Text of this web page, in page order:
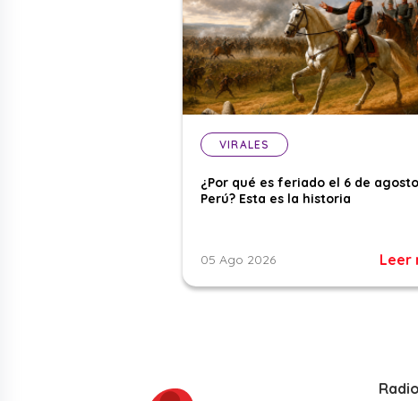
VIRALES
¿Por qué es feriado el 6 de
Perú? Esta es la historia
05 Ago 2026 Leer